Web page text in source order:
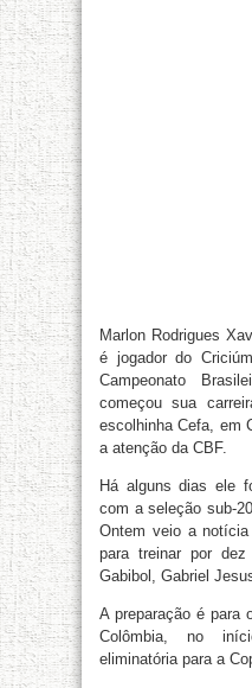
Marlon Rodrigues
é jogador do
Campeonato
começou sua
escolhinha Cefa, em
a atenção da CBF.
Há alguns dias ele
com a seleção sub-
Ontem veio a
para treinar por
Gabibol, Gabriel
A preparação é para
Colômbia, no
eliminatória para a